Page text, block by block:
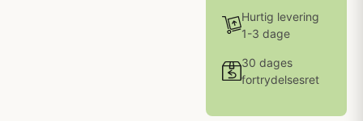
Hurtig levering
1-3 dage
30 dages
fortrydelsesret